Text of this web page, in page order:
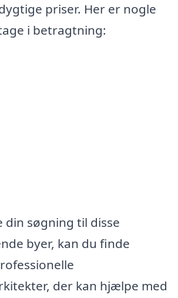
priser. Her er nogle
i betragtning:
din søgning til disse
byer, kan du finde
der kan hjælpe med